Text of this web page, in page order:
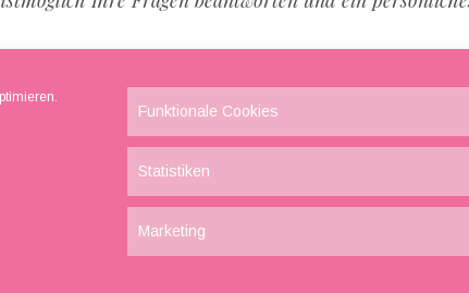
Funktionale Cookies
Statistiken
Marketing